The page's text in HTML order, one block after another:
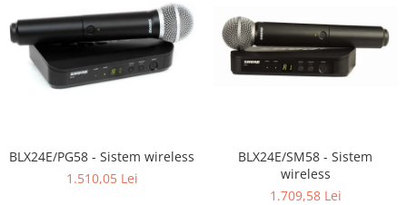
BLX24E/PG58 - Sistem wireless
1.510,05 Lei
BLX24E/SM58 - Sistem
wireless
1.709,58 Lei